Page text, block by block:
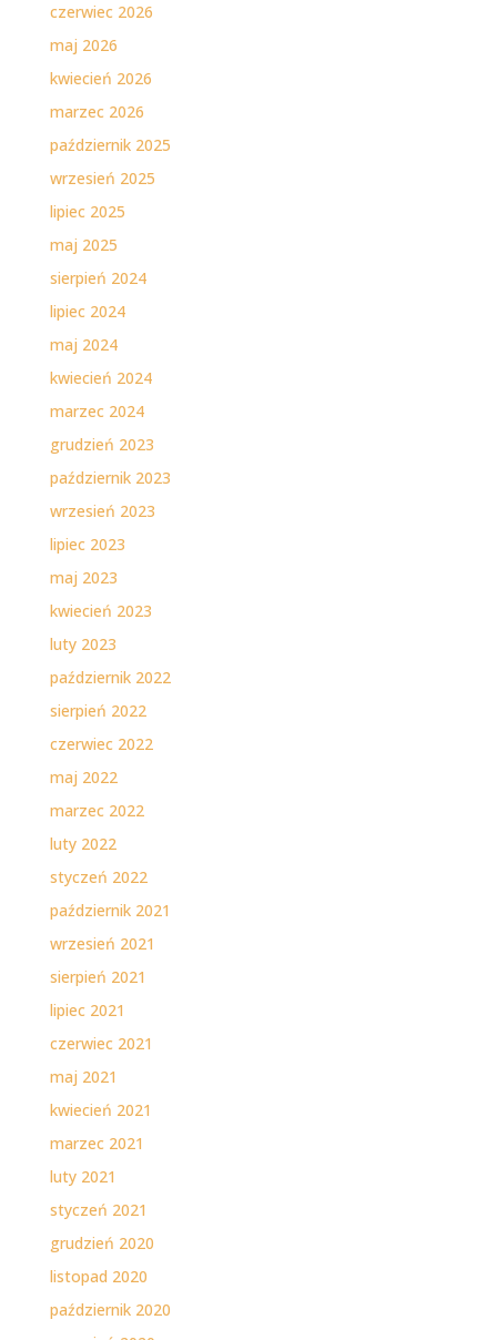
czerwiec 2026
maj 2026
kwiecień 2026
marzec 2026
październik 2025
wrzesień 2025
lipiec 2025
maj 2025
sierpień 2024
lipiec 2024
maj 2024
kwiecień 2024
marzec 2024
grudzień 2023
październik 2023
wrzesień 2023
lipiec 2023
maj 2023
kwiecień 2023
luty 2023
październik 2022
sierpień 2022
czerwiec 2022
maj 2022
marzec 2022
luty 2022
styczeń 2022
październik 2021
wrzesień 2021
sierpień 2021
lipiec 2021
czerwiec 2021
maj 2021
kwiecień 2021
marzec 2021
luty 2021
styczeń 2021
grudzień 2020
listopad 2020
październik 2020